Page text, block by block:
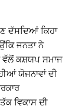
ਦੱਸਦਿਆਂ ਕਿਹਾ
ਜਨਤਾ ਨੇ
ਵੱਲੋਂ ਕਸ਼ਯਪ ਸਮਾਜ
ਯੋਜਨਾਵਾਂ ਦੀ
ਵਿਕਾਸ ਦੀ